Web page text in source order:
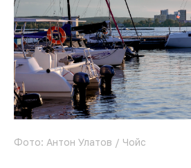
Фото: Антон Улатов / Чойс